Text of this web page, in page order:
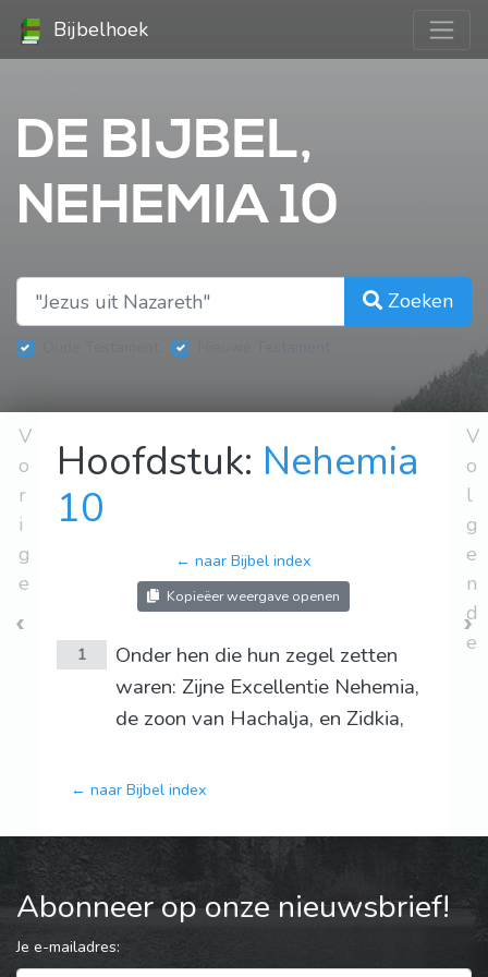
Bijbelhoek
DE BIJBEL,
NEHEMIA 10
Zoeken
V
o
r
i
g
e
Hoofdstuk: Nehemia
10
← naar Bijbel index
Kopieëer weergave openen
1
Onder hen die hun zegel zetten
waren: Zijne Excellentie Nehemia,
de zoon van Hachalja, en Zidkia,
← naar Bijbel index
V
o
l
g
e
n
d
e
Abonneer op onze nieuwsbrief!
Je e-mailadres: